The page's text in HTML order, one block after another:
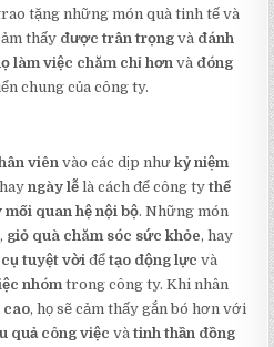
tặng những món quà tinh tế và
thấy được trân trọng và đánh
làm việc chăm chỉ hơn và đóng
chung của công ty.
viên vào các dịp nhưkỷ niệm
ngày lễ là cách để công tythể
mối quan hệ nội bộ. Những món
, giỏ quà chăm sóc sức khỏe, hay
tuyệt vờiđểtạo động lực và
nhómtrong công ty. Khi nhân
cao, họ sẽ cảm thấy gắn bó hơn với
quả công việc vàtinh thần đồng